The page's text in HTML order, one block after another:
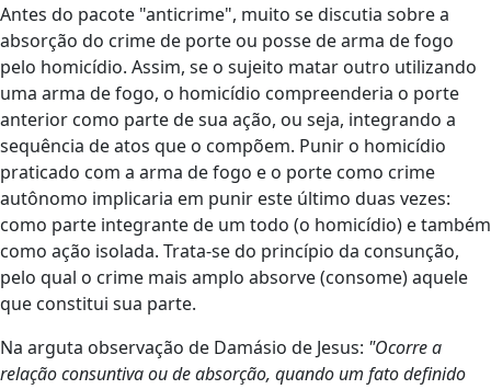
Antes do pacote "anticrime", muito se discutia sobre a
absorção do crime de porte ou posse de arma de fogo
pelo homicídio. Assim, se o sujeito matar outro utilizando
uma arma de fogo, o homicídio compreenderia o porte
anterior como parte de sua ação, ou seja, integrando a
sequência de atos que o compõem. Punir o homicídio
praticado com a arma de fogo e o porte como crime
autônomo implicaria em punir este último duas vezes:
como parte integrante de um todo (o homicídio) e também
como ação isolada. Trata-se do princípio da consunção,
pelo qual o crime mais amplo absorve (consome) aquele
que constitui sua parte.
Na arguta observação de Damásio de Jesus: "Ocorre a
relação consuntiva ou de absorção, quando um fato definido